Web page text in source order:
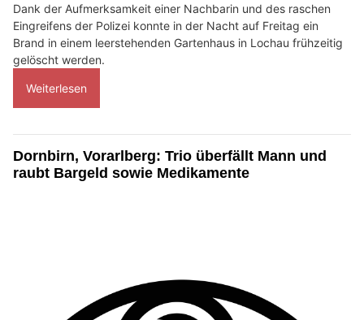
Dank der Aufmerksamkeit einer Nachbarin und des raschen
Eingreifens der Polizei konnte in der Nacht auf Freitag ein
Brand in einem leerstehenden Gartenhaus in Lochau frühzeitig
gelöscht werden.
Weiterlesen
Dornbirn, Vorarlberg: Trio überfällt Mann und
raubt Bargeld sowie Medikamente